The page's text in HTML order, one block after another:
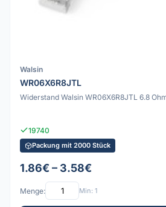
Walsin
WR06X6R8JTL
Widerstand Walsin WR06X6R8JTL 6.8
19740
Packung mit 2000 Stück
1.86€ – 3.58€
Menge: Min: 1